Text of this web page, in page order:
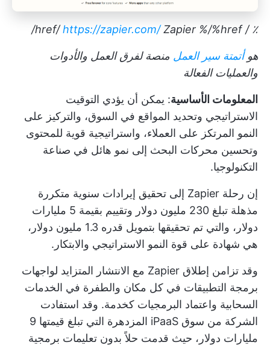
٪ / href/ https://zapier.com/ Zapier %/%href/
هو أتمتة سير العمل منصة لفرق العمل والأدوات
والعمليات الفعالة
المعلومات الأساسية: يمكن أن يؤدي التوقيت
الاستراتيجي وتحديد المواقع في السوق، والتركيز على
النمو المرتكز على العملاء، واستراتيجية قوية للمحتوى
وتحسين محركات البحث إلى نمو هائل في صناعة
التكنولوجيا.
إن رحلة Zapier إلى تحقيق إيرادات سنوية متكررة
مذهلة تبلغ 230 مليون دولار وتقييم بقيمة 5 مليارات
دولار، والتي تم تحقيقها بتمويل قدره 1.3 مليون دولار،
هي شهادة على قوة النمو الاستراتيجي والابتكار.
وقد تزامن إطلاق Zapier مع الانتشار المتزايد لواجهات
برمجة التطبيقات في كل مكان والطفرة في الخدمات
السحابية واعتماد البرمجيات كخدمة. وقد استفادت
الشركة من سوق iPaaS المزدهرة التي تبلغ قيمتها 9
مليارات دولار، حيث قدمت حلاً بدون تعليمات برمجية